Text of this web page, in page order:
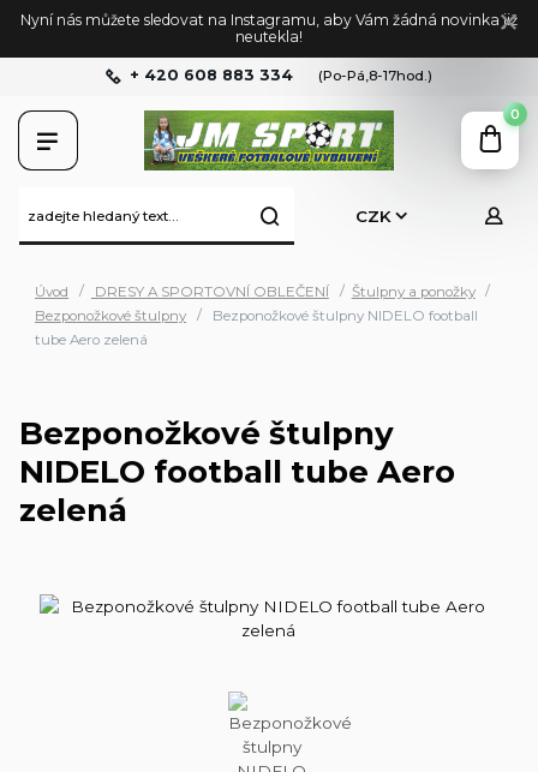
Nyní nás můžete sledovat na Instagramu, aby Vám žádná novinka již
neutekla!
CZK
+ 420 608 883 334 (Po-Pá,8-17hod.)
0
Úvod DRESY A SPORTOVNÍ OBLEČENÍ
Štulpny a ponožky
Bezponožkové štulpny
Bezponožkové štulpny NIDELO football
tube Aero zelená
Bezponožkové štulpny
NIDELO football tube Aero
zelená